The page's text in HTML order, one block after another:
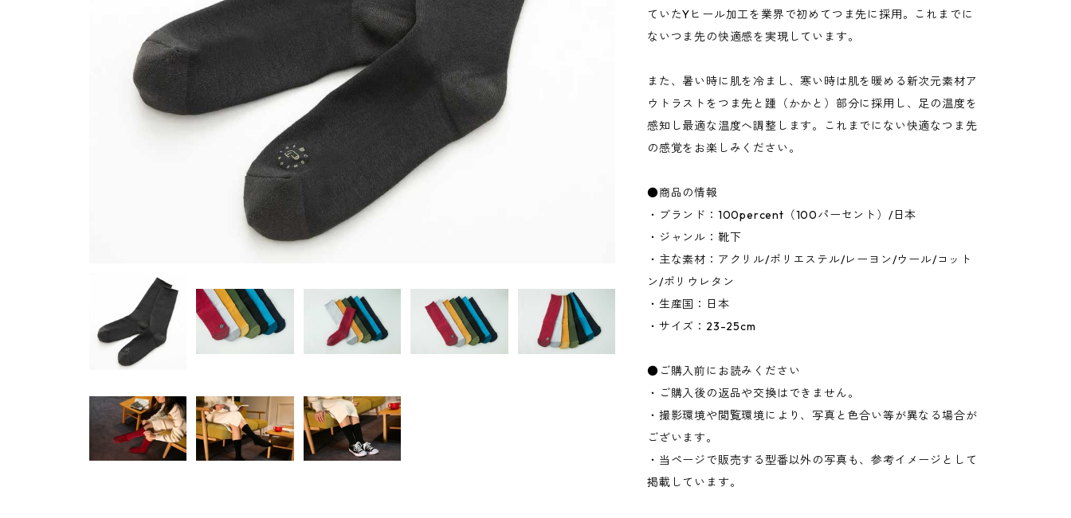
ていたYヒール加工を業界で初めてつま先に採用。これまでに
ないつま先の快適感を実現しています。
また、暑い時に肌を冷まし、寒い時は肌を暖める新次元素材ア
ウトラストをつま先と踵（かかと）部分に採用し、足の温度を
感知し最適な温度へ調整します。これまでにない快適なつま先
の感覚をお楽しみください。
●商品の情報
・ブランド：100percent（100パーセント）/日本
・ジャンル：靴下
・主な素材：アクリル/ポリエステル/レーヨン/ウール/コット
ン/ポリウレタン
・生産国：日本
・サイズ：23-25cm
●ご購入前にお読みください
・ご購入後の返品や交換はできません。
・撮影環境や閲覧環境により、写真と色合い等が異なる場合が
ございます。
・当ページで販売する型番以外の写真も、参考イメージとして
掲載しています。